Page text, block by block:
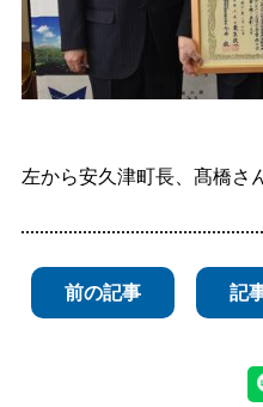
左から安久津町長、髙橋さ
前の記事 記